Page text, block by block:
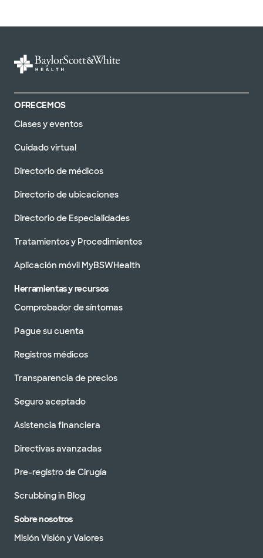
OFRECEMOS
Clases y eventos
Cuidado virtual
Directorio de médicos
Directorio de ubicaciones
Directorio de Especialidades
Tratamientos y Procedimientos
Aplicación móvil MyBSWHealth
Herramientas y recursos
Comprobador de síntomas
Pague su cuenta
Registros médicos
Transparencia de precios
Seguro aceptado
Asistencia financiera
Directivas avanzadas
Pre-registro de Cirugía
Scrubbing in Blog
Sobre nosotros
Misión Visión y Valores